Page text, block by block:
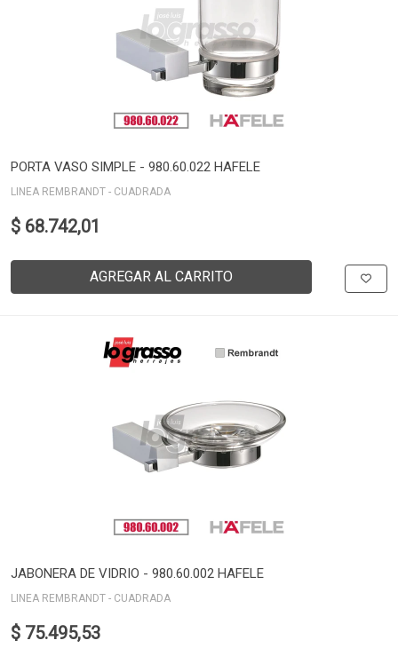
PORTA VASO SIMPLE - 980.60.022 HAFELE
LINEA REMBRANDT - CUADRADA
$ 68.742,01
AGREGAR AL CARRITO
JABONERA DE VIDRIO - 980.60.002 HAFELE
LINEA REMBRANDT - CUADRADA
$ 75.495,53